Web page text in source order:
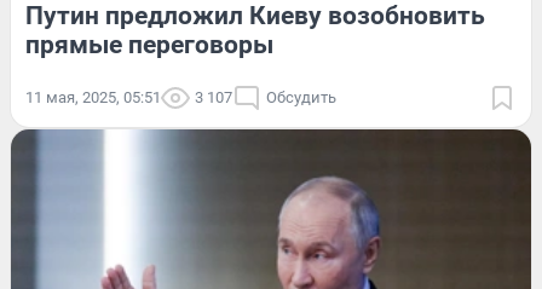
Путин предложил Киеву возобновить
прямые переговоры
11 мая, 2025, 05:51 3 107 Обсудить